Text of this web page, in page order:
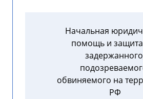
Начальная
помощь и
обвиняемого на
РФ